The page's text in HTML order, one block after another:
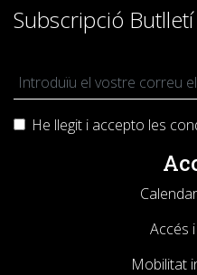
Subscripció Butlletí
He llegit i accepto les
Accés
Mobilitat